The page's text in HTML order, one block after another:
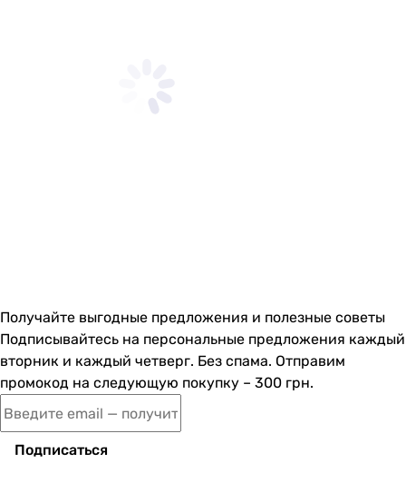
Получайте выгодные предложения и полезные советы
Подписывайтесь на персональные предложения каждый
вторник и каждый четверг. Без спама. Отправим
промокод на следующую покупку – 300 грн.
Подписаться